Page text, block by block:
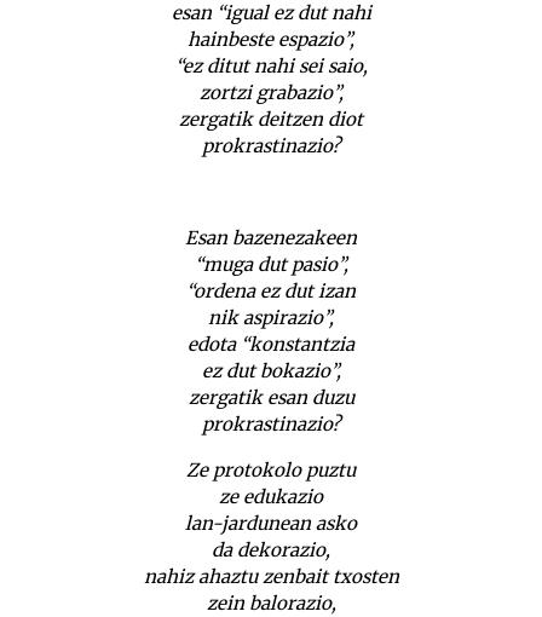
esan “igual ez dut nahi
hainbeste espazio”,
“ez ditut nahi sei saio,
zortzi grabazio”,
zergatik deitzen diot
prokrastinazio?
Esan bazenezakeen
“muga dut pasio”,
“ordena ez dut izan
nik aspirazio”,
edota “konstantzia
ez dut bokazio”,
zergatik esan duzu
prokrastinazio?
Ze protokolo puztu
ze edukazio
lan-jardunean asko
da dekorazio,
nahiz ahaztu zenbait txosten
zein balorazio,